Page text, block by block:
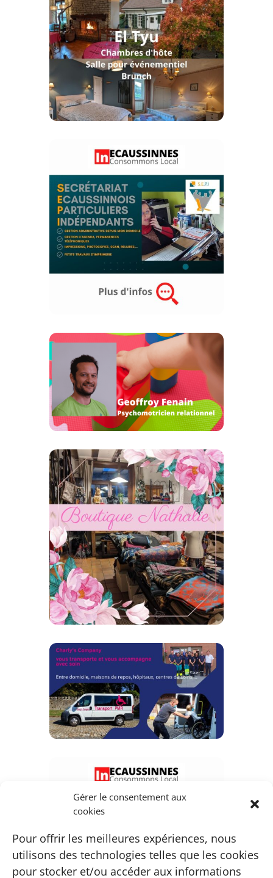
Gérer le consentement aux
cookies
Pour offrir les meilleures expériences, nous
utilisons des technologies telles que les cookies
pour stocker et/ou accéder aux informations